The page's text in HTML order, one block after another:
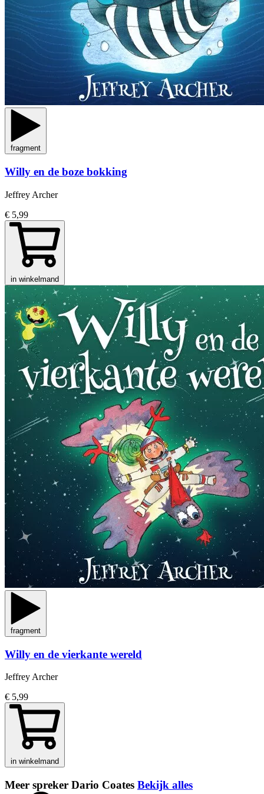
fragment
Willy en de boze bokking
Jeffrey Archer
€ 5,99
in winkelmand
fragment
Willy en de vierkante wereld
Jeffrey Archer
€ 5,99
in winkelmand
Meer spreker Dario Coates Bekijk alles